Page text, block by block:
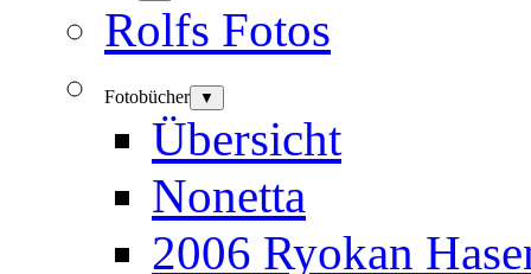
Rolfs Fotos
Fotobücher ▼
Übersicht
Nonetta
2006 Ryokan